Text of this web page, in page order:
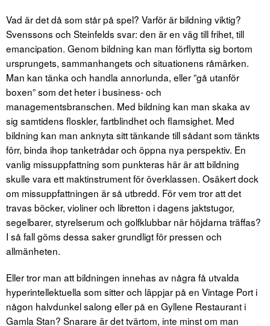
Vad är det då som står på spel? Varför är bildning viktig?
Svenssons och Steinfelds svar: den är en väg till frihet, till
emancipation. Genom bildning kan man förflytta sig bortom
ursprungets, sammanhangets och situationens råmärken.
Man kan tänka och handla annorlunda, eller ”gå utanför
boxen” som det heter i business- och
managementsbranschen. Med bildning kan man skaka av
sig samtidens floskler, fartblindhet och flamsighet. Med
bildning kan man anknyta sitt tänkande till sådant som tänkts
förr, binda ihop tanketrådar och öppna nya perspektiv. En
vanlig missuppfattning som punkteras här är att bildning
skulle vara ett maktinstrument för överklassen. Osäkert dock
om missuppfattningen är så utbredd. För vem tror att det
travas böcker, violiner och libretton i dagens jaktstugor,
segelbarer, styrelserum och golfklubbar när höjdarna träffas?
I så fall göms dessa saker grundligt för pressen och
allmänheten.
Eller tror man att bildningen innehas av några få utvalda
hyperintellektuella som sitter och läppjar på en Vintage Port i
någon halvdunkel salong eller på en Gyllene Restaurant i
Gamla Stan? Snarare är det tvärtom, inte minst om man